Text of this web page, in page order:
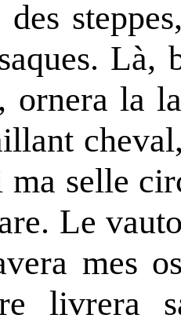
des
Là,
ornera la
ma selle
Le
mes
livrera